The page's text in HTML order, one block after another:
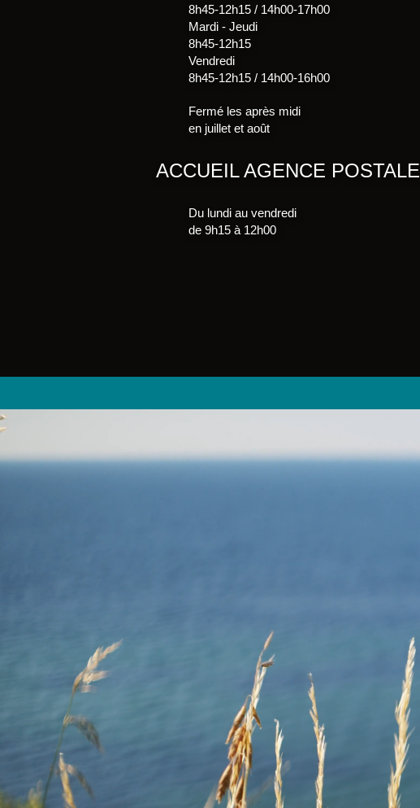
8h45-12h15 / 14h00-17h00
Mardi - Jeudi
8h45-12h15
Vendredi
8h45-12h15 / 14h00-16h00
Fermé les après midi
en juillet et août
ACCUEIL AGENCE POSTALE
Du lundi au vendredi
de 9h15 à 12h00